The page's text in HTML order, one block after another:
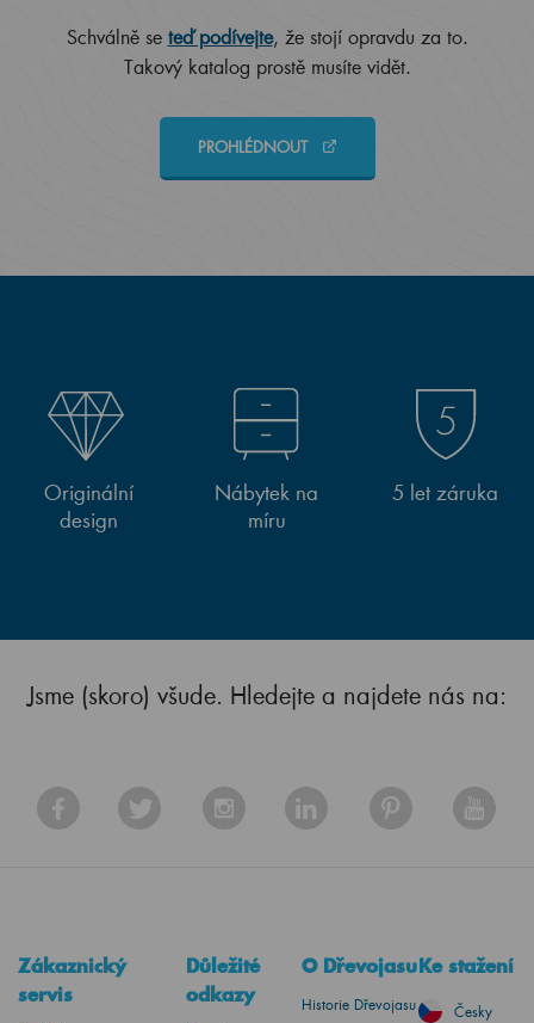
Schválně se teď podívejte, že stojí opravdu za to.
Takový katalog prostě musíte vidět.
PROHLÉDNOUT
Originální
design
Nábytek na
míru
5 let záruka
Jsme (skoro) všude. Hledejte a najdete nás na:
Zákaznický
servis
Důležité
odkazy
O Dřevojasu
Historie Dřevojasu
Ke stažení
Česky